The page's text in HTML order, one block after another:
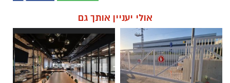
אולי יעניין אותך גם